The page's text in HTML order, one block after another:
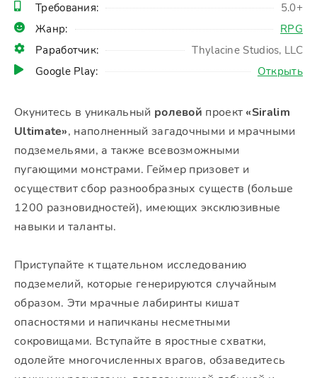
Требования:
5.0+
Жанр:
RPG
Раработчик:
Thylacine Studios, LLC
Google Play:
Открыть
Окунитесь в уникальный ролевой проект «Siralim
Ultimate», наполненный загадочными и мрачными
подземельями, а также всевозможными
пугающими монстрами. Геймер призовет и
осуществит сбор разнообразных существ (больше
1200 разновидностей), имеющих эксклюзивные
навыки и таланты.
Приступайте к тщательном исследованию
подземелий, которые генерируются случайным
образом. Эти мрачные лабиринты кишат
опасностями и напичканы несметными
сокровищами. Вступайте в яростные схватки,
одолейте многочисленных врагов, обзаведитесь